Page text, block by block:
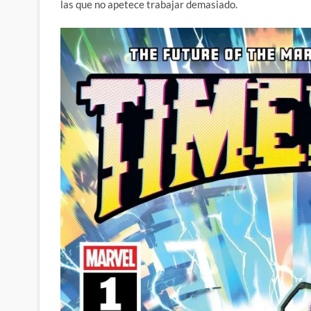
las que no apetece trabajar demasiado.